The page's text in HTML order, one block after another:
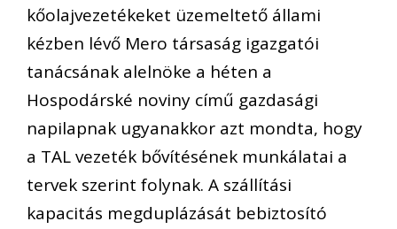
kőolajvezetékeket üzemeltető állami
kézben lévő Mero társaság igazgatói
tanácsának alelnöke a héten a
Hospodárské noviny című gazdasági
napilapnak ugyanakkor azt mondta, hogy
a TAL vezeték bővítésének munkálatai a
tervek szerint folynak. A szállítási
kapacitás megduplázását bebiztosító